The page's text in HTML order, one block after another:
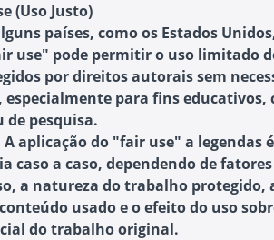
(Uso Justo)
países, como os Estados
use" pode permitir o uso limitado
por direitos autorais sem
especialmente para fins educativos,
pesquisa.
A aplicação do "fair use" a legendas é
caso a caso, dependendo de
a natureza do trabalho protegido,
usado e o efeito do uso
do trabalho original.